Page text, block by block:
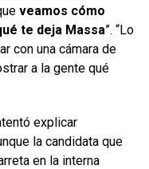
veamos cómo
te deja Massa”. “Lo
con una cámara de
a la gente qué
explicar
la candidata que
en la interna